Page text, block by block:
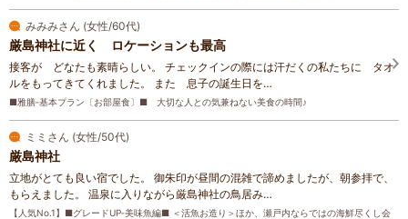
みみみさん (女性/60代)
厳島神社に近く ロケーションも最高
接客が どなたも素晴らしい。 チェックインの際には汗だくの私たちに タオ
ルをもってきてくれました。 また 息子の誕生日を…
■雅膳‐基本プラン〔お部屋食〕■ 大切な人との気兼ねない美食の時間♪
ミミさん (女性/50代)
厳島神社
立地がとても良い宿でした。 御朱印が昼間の混雑で諦めましたが、朝参拝で、
もらえました。 温泉に入りながら厳島神社の鳥居み…
【人気No.1】■グレードUP‐美味魚編■ ＜活魚お造り＞ほか、瀬戸内ならではの海鮮尽くし会